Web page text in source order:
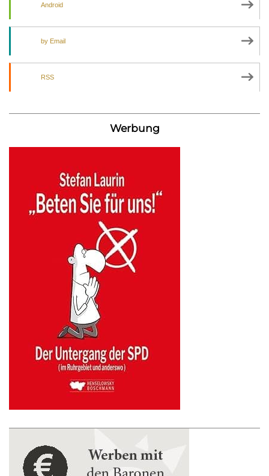
Android
by Email
RSS
Werbung